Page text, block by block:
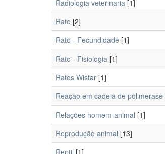
Radiologia veterinaria [1]
Rato [2]
Rato - Fecundidade [1]
Rato - Fisiologia [1]
Ratos Wistar [1]
Reaçao em cadeia de polimerase
Relações homem-animal [1]
Reprodução animal [13]
Reptil [1]